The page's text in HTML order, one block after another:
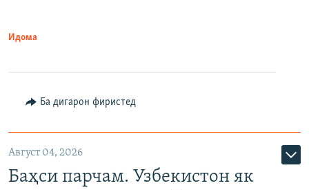
Идома
Ба дигарон фиристед
Август 04, 2026
Баҳси парчам. Узбекистон як